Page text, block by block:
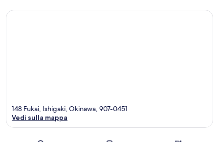
148 Fukai, Ishigaki, Okinawa, 907-0451
Vedi sulla mappa